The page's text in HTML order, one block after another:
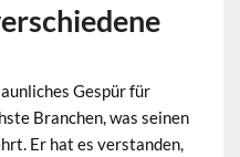
Gespür für
Branchen, was seinen
Er hat es verstanden,